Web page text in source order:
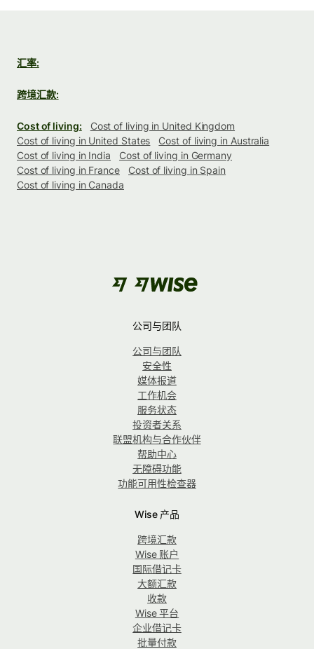
汇率:
跨境汇款:
Cost of living:
Cost of living in United Kingdom
Cost of living in United States
Cost of living in Australia
Cost of living in India
Cost of living in Germany
Cost of living in France
Cost of living in Spain
Cost of living in Canada
公司与团队
公司与团队
安全性
媒体报道
工作机会
服务状态
投资者关系
联盟机构与合作伙伴
帮助中心
无障碍功能
功能可用性检查器
Wise 产品
跨境汇款
Wise 账户
国际借记卡
大额汇款
收款
Wise 平台
企业借记卡
批量付款